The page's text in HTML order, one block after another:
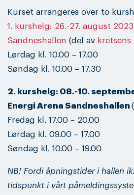
Kurset arrangeres over to
1. kurshelg: 26.-27. august
Sandneshallen (del av
Lørdag kl. 10.00 – 17.00
Søndag kl. 10.00 – 17.30
2. kurshelg: 08.-10.
Energi Arena Sandneshallen
Fredag kl. 17.00 – 20.00
Lørdag kl. 09.00 – 17.00
Søndag kl. 10.00 – 19.00
NB! Fordi åpningstider i hallen
tidspunkt i vårt